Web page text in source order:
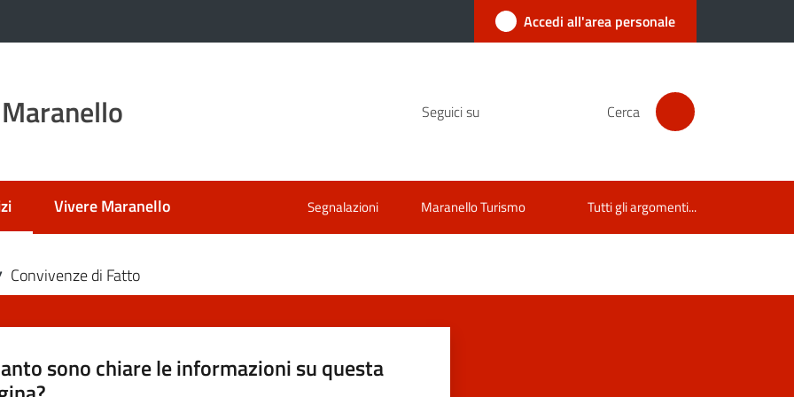
Accedi all'area personale
Seguici su Cerca
selezionatoVivere Maranello Segnalazioni Maranello Turismo Tutti gli argomenti...
Convivenze di Fatto
sono chiare le informazioni su questa